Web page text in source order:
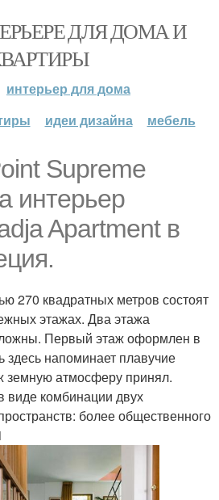
ДЛЯ ДОМА И
интерьер для дома
идеи дизайна мебель
Supreme
интерьер
Apartment в
270 квадратных метров состоят
этажах. Два этажа
Первый этаж оформлен в
здесь напоминает плавучие
земную атмосферу принял.
комбинации двух
более общественного